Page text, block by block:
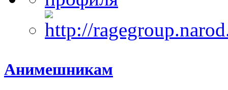
Анимешникам